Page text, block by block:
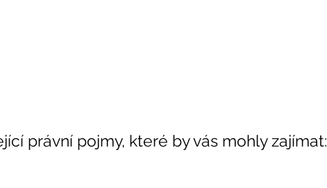
právní pojmy, které by vás mohly zajímat: